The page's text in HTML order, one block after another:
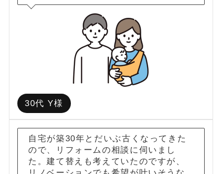
30代 Y様
自宅が築30年とだいぶ古くなってきた
ので、リフォームの相談に伺いまし
た。建て替えも考えていたのですが、